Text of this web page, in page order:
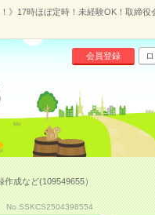
！》17時ほぼ定時！未経験OK！取締
会員登録
作成など(109549655）
No.SSKCS2504398554